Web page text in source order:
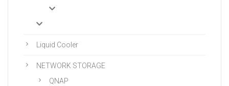
Liquid Cooler
NETWORK STORAGE
QNAP